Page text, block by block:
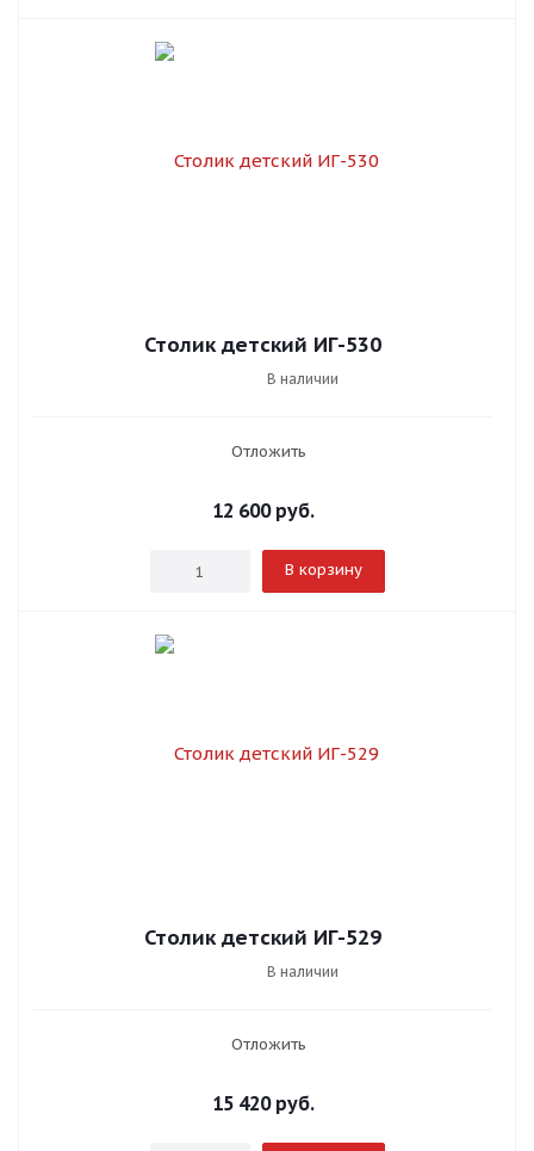
Столик детский ИГ-530
В наличии
Отложить
12 600руб.
В корзину
Столик детский ИГ-529
В наличии
Отложить
15 420руб.